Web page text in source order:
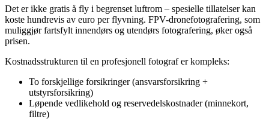
Det er ikke gratis å fly i begrenset luftrom – spesielle tillatelser kan
koste hundrevis av euro per flyvning. FPV-dronefotografering, som
muliggjør fartsfylt innendørs og utendørs fotografering, øker også
prisen.
Kostnadsstrukturen til en profesjonell fotograf er kompleks:
To forskjellige forsikringer (ansvarsforsikring +
utstyrsforsikring)
Løpende vedlikehold og reservedelskostnader (minnekort,
filtre)